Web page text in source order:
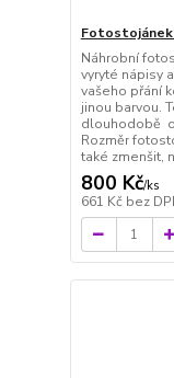
Fotostojánek
Náhrobní
vyryté nápisy
vašeho přání
jinou barvou.
dlouhodobě
Rozměr
také zmenšit,
800 Kč/ks
661 Kč bez